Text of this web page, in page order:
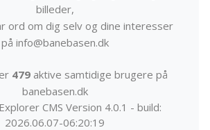
billeder,
ord om dig selv og dine interesser
på info@banebasen.dk
479aktive samtidige brugere på
banebasen.dk
CMS Version 4.0.1 - build:
2026.06.07-06:20:19